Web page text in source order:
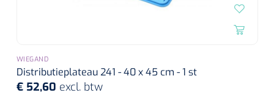
WIEGAND
Distributieplateau 241 - 40 x 45 cm - 1 st
€ 52,60 excl. btw